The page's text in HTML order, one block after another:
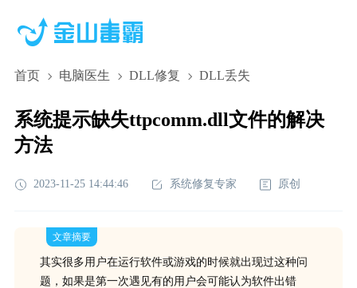
首页 电脑医生 DLL修复 DLL丢失
系统提示缺失ttpcomm.dll文件的解决
方法
2023-11-25 14:44:46 系统修复专家 原创
文章摘要
其实很多用户在运行软件或游戏的时候就出现过这种问
题，如果是第一次遇见有的用户会可能认为软件出错